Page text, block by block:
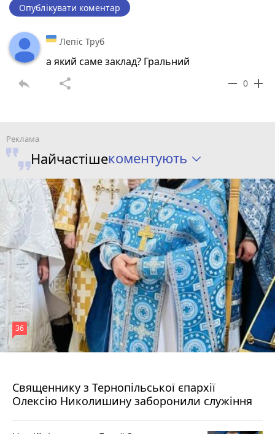
Опублікувати коментар
Лепіс Труб
а який саме заклад? Гральний
reply share remove 0 add
Найчастішекоментують
Священнику з Тернопільської єпархії
Олексію Николишину заборонили служіння
36